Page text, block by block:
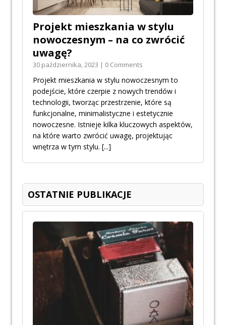
Projekt mieszkania w stylu
nowoczesnym – na co zwrócić
uwagę?
30 października, 2023 | 0 Comments
Projekt mieszkania w stylu nowoczesnym to
podejście, które czerpie z nowych trendów i
technologii, tworząc przestrzenie, które są
funkcjonalne, minimalistyczne i estetycznie
nowoczesne. Istnieje kilka kluczowych aspektów,
na które warto zwrócić uwagę, projektując
wnętrza w tym stylu. [...]
OSTATNIE PUBLIKACJE